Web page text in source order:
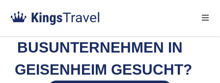
BUSUNTERNEHMEN IN
GEISENHEIM GESUCHT?